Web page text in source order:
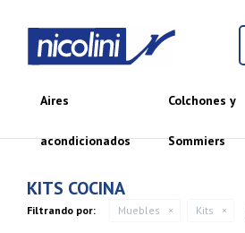
Aires
acondicionados
Colchones y
Sommiers
KITS COCINA
Filtrando por:
Muebles Kits